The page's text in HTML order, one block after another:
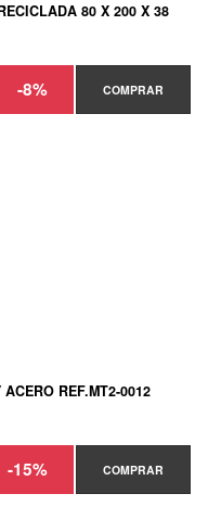
80 X 200 X 38
-8% COMPRAR
REF.MT2-0012
-15% COMPRAR